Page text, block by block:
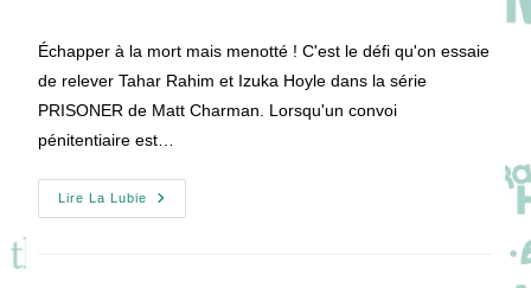
la
publication :
Échapper à la mort mais menotté ! C'est le défi qu'on essaie
de relever Tahar Rahim et Izuka Hoyle dans la série
PRISONER de Matt Charman. Lorsqu'un convoi
pénitentiaire est…
Lire La Lubie
[VIDEO]
Dans